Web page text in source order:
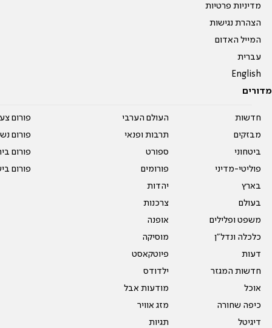
מדיניות פרטיות
הצהרת נגישות
המייל האדום
עברית
English
מדורים
חדשות
מבזקים
ביטחוני
פוליטי-מדיני
בארץ
בעולם
משפט ופלילים
כלכלה ונדל"ן
דעות
חדשות המגזר
אוכל
כיפה שחורה
דיגיטל
העולם הערבי
תרבות ופנאי
ספורט
פורומים
יהדות
צרכנות
אופנה
מוסיקה
פיוטקאסט
ילדודס
מודעות אבל
מזג אוויר
תגיות
פורום
פורום
פורום
פורום